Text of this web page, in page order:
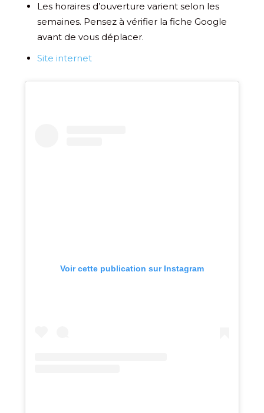
Les horaires d’ouverture varient selon les
semaines. Pensez à vérifier la fiche Google
avant de vous déplacer.
Site internet
Voir cette publication sur Instagram